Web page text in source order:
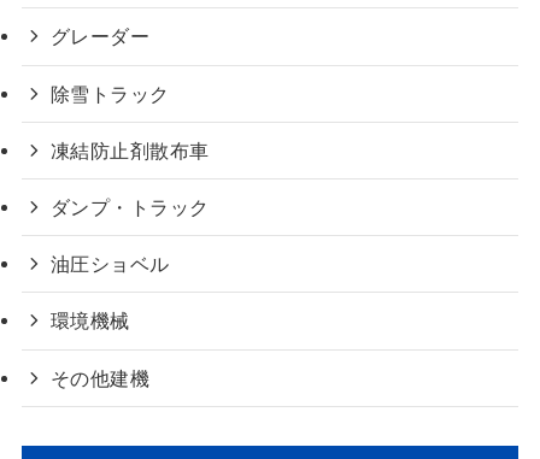
グレーダー
除雪トラック
凍結防止剤散布車
ダンプ・トラック
油圧ショベル
環境機械
その他建機